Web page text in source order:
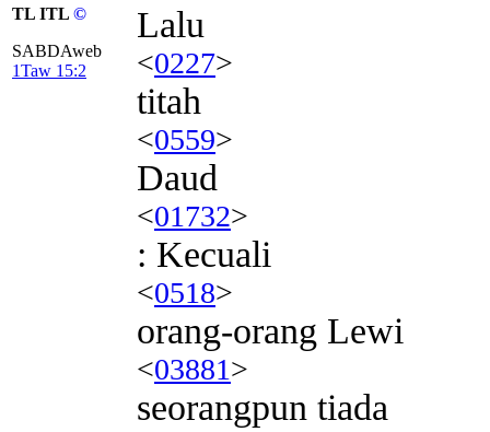
TL ITL ©
SABDAweb
1Taw 15:2
Lalu
<0227>
titah
<0559>
Daud
<01732>
: Kecuali
<0518>
orang-orang Lewi
<03881>
seorangpun tiada